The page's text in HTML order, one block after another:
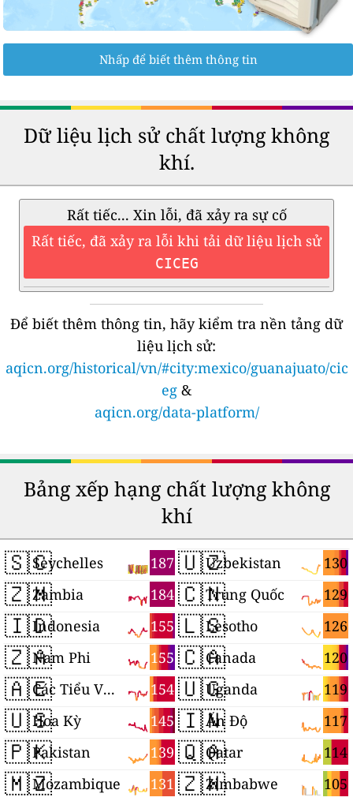
Nhấp để biết thêm thông tin
Dữ liệu lịch sử chất lượng không
khí.
Rất tiếc... Xin lỗi, đã xảy ra sự cố
Rất tiếc, đã xảy ra lỗi khi tải dữ liệu lịch sử
CICEG
Để biết thêm thông tin, hãy kiểm tra nền tảng dữ
liệu lịch sử:
aqicn.org/historical/vn/#city:mexico/guanajuato/cic
eg &
aqicn.org/data-platform/
Bảng xếp hạng chất lượng không
khí
🇸🇨 187
Seychelles
🇿🇲 184
Zambia
🇮🇩 155
Indonesia
🇿🇦 155
Nam Phi
🇦🇪 154
Các Tiểu Vương quốc Ả Rập Thống nhất
🇺🇸 145
Hoa Kỳ
🇵🇰 139
Pakistan
🇲🇿 131
Mozambique
🇺🇿 130
Uzbekistan
🇨🇳 129
Trung Quốc
🇱🇸 126
Lesotho
🇨🇦 120
Canada
🇺🇬 119
Uganda
🇮🇳 117
Ấn Độ
🇶🇦 114
Qatar
🇿🇼 105
Zimbabwe